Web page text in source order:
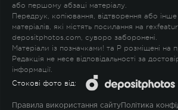
або першому абзаці матеріалу.
Передрук, копіювання, відтворення або
матеріалів, які містять посилання на
depositphotos.com, суворо заборонені.
Матеріали із позначками! та P розміщені на
Редакція не несе відповідальності за
інформації.
Стокові фото від:
Правила використання сайту Політика